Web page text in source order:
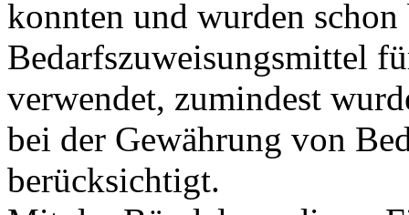
konnten und wurden
Bedarfszuweisungsmittel
verwendet, zumindest
bei der Gewährung von
berücksichtigt.